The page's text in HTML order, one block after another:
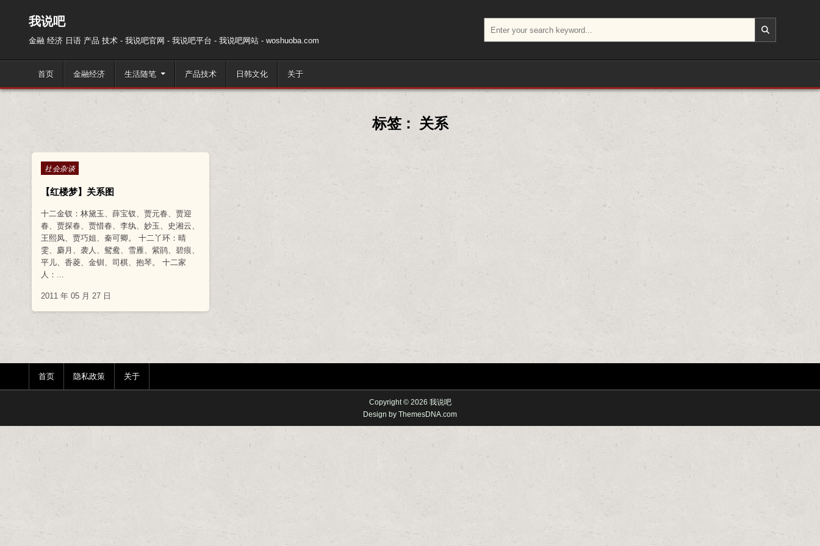
我说吧
金融 经济 日语 产品 技术 - 我说吧官网 - 我说吧平台 - 我说吧网站 - woshuoba.com
首页 金融经济 生活随笔 产品技术 日韩文化 关于
标签： 关系
Posted in
社会杂谈
【红楼梦】关系图
十二金钗：林黛玉、薛宝钗、贾元春、贾迎
春、贾探春、贾惜春、李纨、妙玉、史湘云、
王熙凤、贾巧姐、秦可卿。 十二丫环：晴
雯、麝月、袭人、鸳鸯、雪雁、紫鹃、碧痕、
平儿、香菱、金钏、司棋、抱琴。 十二家
人：...
2011 年 05 月 27 日
首页 隐私政策 关于
Copyright © 2026 我说吧
Design by ThemesDNA.com